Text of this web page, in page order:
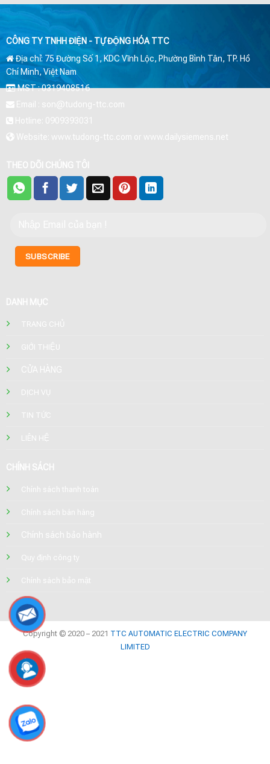
CÔNG TY TNHH ĐIỆN - TỰ ĐỘNG HÓA TTC
Địa chỉ: 75 Đường Số 1, KDC Vĩnh Lộc, Phường Bình Tân, TP. Hồ
Chí Minh, Việt Nam
MST : 0319408516
Email : son@tudong-ttc.com
Hotline: 0909393031
Website: www.tudong-ttc.com or www.dailysiemens.net
THEO DÕI CHÚNG TÔI
DANH MỤC
TRANG CHỦ
GIỚI THIỆU
CỬA HÀNG
DỊCH VỤ
TIN TỨC
LIÊN HỆ
CHÍNH SÁCH
Chính sách thanh toán
Chính sách bán hàng
Chính sách bảo hành
Quy định công ty
Chính sách bảo mật
Copyright © 2020 – 2021 TTC AUTOMATIC ELECTRIC COMPANY
LIMITED